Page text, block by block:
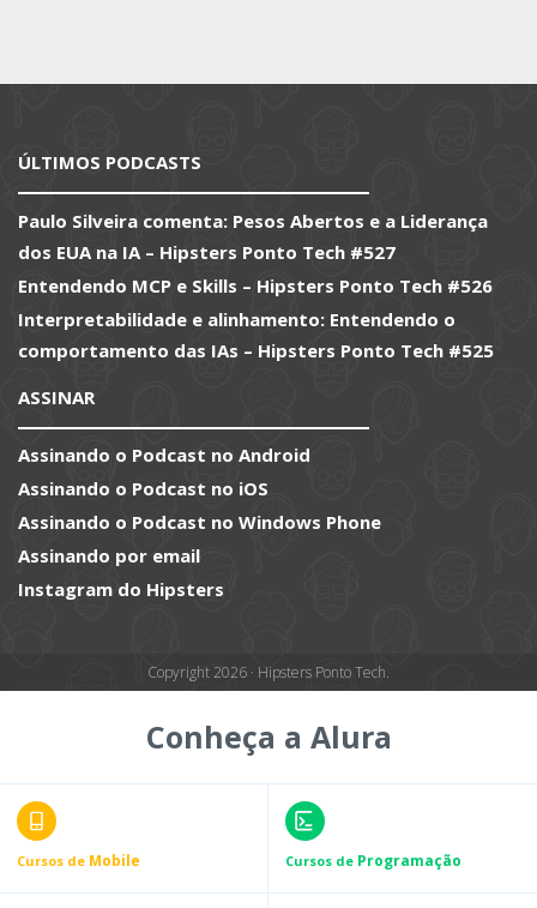
ÚLTIMOS PODCASTS
Paulo Silveira comenta: Pesos Abertos e a Liderança
dos EUA na IA – Hipsters Ponto Tech #527
Entendendo MCP e Skills – Hipsters Ponto Tech #526
Interpretabilidade e alinhamento: Entendendo o
comportamento das IAs – Hipsters Ponto Tech #525
ASSINAR
Assinando o Podcast no Android
Assinando o Podcast no iOS
Assinando o Podcast no Windows Phone
Assinando por email
Instagram do Hipsters
Copyright 2026 · Hipsters Ponto Tech.
Conheça a Alura
Cursos de Mobile Cursos de Programação